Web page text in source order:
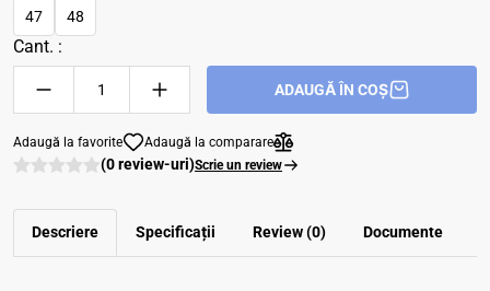
47 48
Cant. :
ADAUGĂ ÎN COȘ
Adaugă la favorite Adaugă la comparare
(0 review-uri)Scrie un review
Descriere Specificații Review (0) Documente